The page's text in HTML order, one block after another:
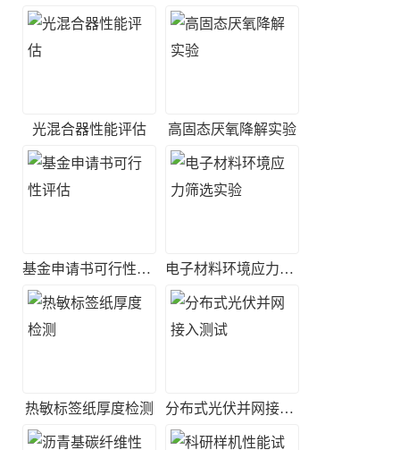
光混合器性能评估 高固态厌氧降解实验
基金申请书可行性评估 电子材料环境应力筛选实验
热敏标签纸厚度检测 分布式光伏并网接入测试